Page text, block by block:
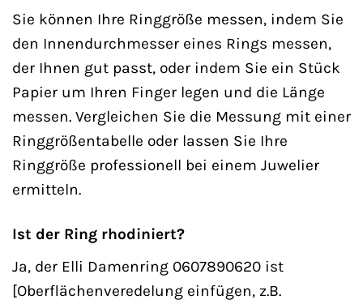
Sie können Ihre Ringgröße messen, indem Sie
den Innendurchmesser eines Rings messen,
der Ihnen gut passt, oder indem Sie ein Stück
Papier um Ihren Finger legen und die Länge
messen. Vergleichen Sie die Messung mit einer
Ringgrößentabelle oder lassen Sie Ihre
Ringgröße professionell bei einem Juwelier
ermitteln.
Ist der Ring rhodiniert?
Ja, der Elli Damenring 0607890620 ist
[Oberflächenveredelung einfügen, z.B.